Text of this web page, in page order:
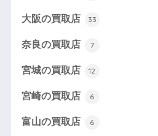
大阪の買取店 33
奈良の買取店 7
宮城の買取店 12
宮崎の買取店 6
富山の買取店 6